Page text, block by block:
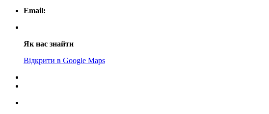
Email:
Як нас знайти
Відкрити в Google Maps